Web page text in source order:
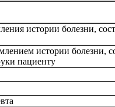
истории болезни,
истории болезни,
пациенту